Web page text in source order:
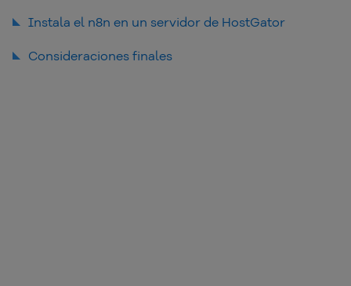
Seguridad
Instala el n8n en un servidor de HostGator
Especificaciones
Consideraciones finales